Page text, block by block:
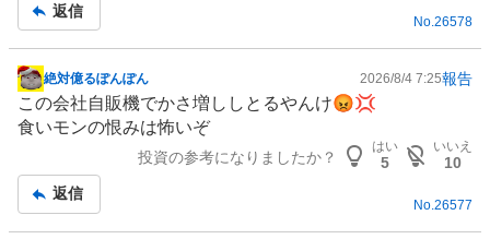
事
返信
No.26578
掲
示
板
絶対億るぽんぽん 2026/8/4 7:25報告
この会社自販機でかさ増ししとるやんけ😡💢
食いモンの恨みは怖いぞ
投資の参考になりましたか？
はい
5
いいえ
10
返信
No. 26577